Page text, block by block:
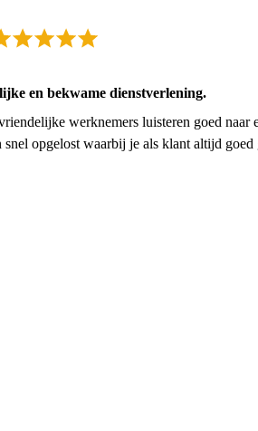
en bekwame dienstverlening.
werknemers luisteren goed naar
snel opgelost waarbij je als klant altijd